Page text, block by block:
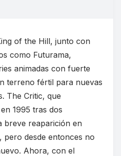
of the Hill, junto con
como Futurama,
animadas con fuerte
terreno fértil para nuevas
The Critic, que
1995 tras dos
breve reaparición en
pero desde entonces no
Ahora, con el